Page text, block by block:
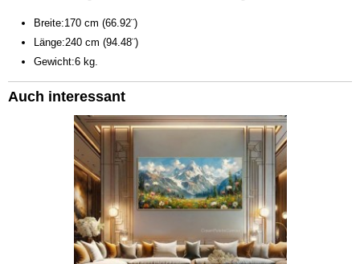
Breite:170 cm (66.92¨)
Länge:240 cm (94.48¨)
Gewicht:6 kg.
Auch interessant